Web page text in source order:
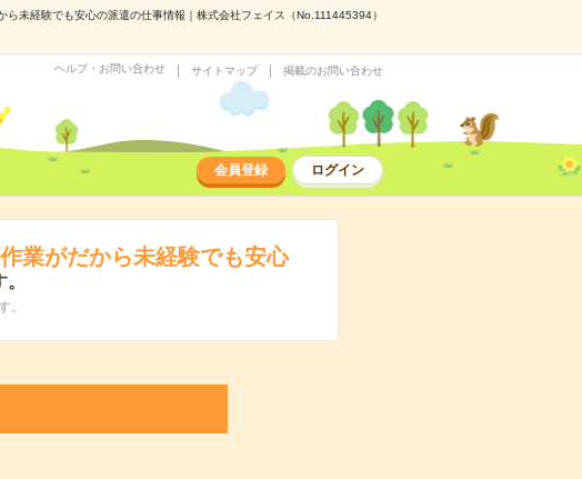
未経験でも安心の派遣の仕事情報｜株式会社フェイス（No.111445394）
ヘルプ・お問い合わせ サイトマップ 掲載のお問い合わせ
会員登録 ログイン
業がだから未経験でも安心
。